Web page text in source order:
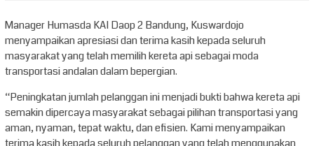
Manager Humasda KAI Daop 2 Bandung, Kuswardojo
menyampaikan apresiasi dan terima kasih kepada seluruh
masyarakat yang telah memilih kereta api sebagai moda
transportasi andalan dalam bepergian.
“Peningkatan jumlah pelanggan ini menjadi bukti bahwa kereta api
semakin dipercaya masyarakat sebagai pilihan transportasi yang
aman, nyaman, tepat waktu, dan efisien. Kami menyampaikan